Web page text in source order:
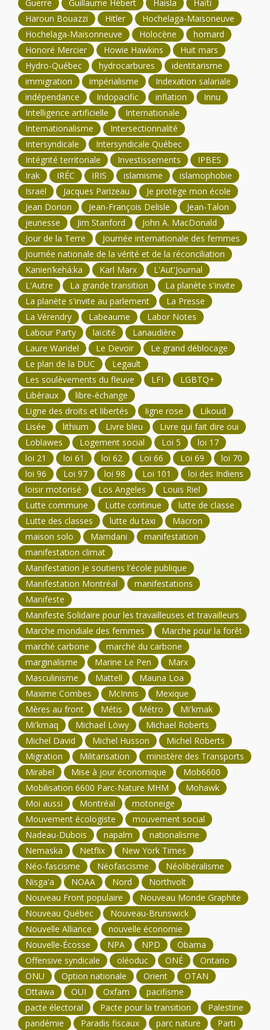
Guerre Guillaume Hébert Haisla
Haïti
Haroun Bouazzi
Hitler
Hochelaga-Maisoneuve
Hochelaga-Maisonneuve
Holocène
homard
Honoré Mercier
Howie Hawkins
Huit mars
Hydro-Québec
hydrocarbures
identitarisme
immigration
impérialisme
Indexation salariale
indépendance
Indopacific inflation
Innu
Intelligence artificielle
Internationale
Internationalisme
Intersectionnalité
Intersyndicale
Intersyndicale Québec
Intégrité territoriale
Investissements
IPBES
Irak
IRÉC IRIS islamisme
islamophobie
Israël
Jacques Parizeau
Je protège mon école
Jean Dorion
Jean-François Delisle
Jean-Talon
jeunesse
Jim Stanford
John A. MacDonald
Jour de la Terre
Journée internationale des femmes
Journée nationale de la vérité et de la réconciliation
Kanien’kehá:ka
Karl Marx
L'Aut'Journal
L'Autre
La grande transition
La planète s'invite
La planète s'invite au parlement
La Presse
La Vérendry
Labeaume
Labor Notes
Labour Party
laïcité
Lanaudière
Laure Waridel
Le Devoir
Le grand déblocage
Le plan de la DUC
Legault
Les soulèvements du fleuve
LFI
LGBTQ+
Libéraux
libre-échange
Ligne des droits et libertés
ligne rose
Likoud
Lisée
lithium Livre bleu
Livre qui fait dire oui
Loblawes
Logement social Loi 5
loi 17
loi 21
loi 61 loi 62 Loi 66 Loi 69
loi 70
loi 96
Loi 97 loi 98 Loi 101
loi des Indiens
loisir motorisé
Los Angeles
Louis Riel
Lutte commune
Lutte continue
lutte de classe
Lutte des classes
lutte du taxi
Macron
maison solo
Mamdani
manifestation
manifestation climat
Manifestation Je soutiens l'école publique
Manifestation Montréal
manifestations
Manifeste
Manifeste Solidaire pour les travailleuses et travailleurs
Marche mondiale des femmes
Marche pour la forêt
marché carbone
marché du carbone
marginalisme
Marine Le Pen
Marx
Masculinisme
Mattell
Mauna Loa
Maxime Combes
McInnis
Mexique
Mères au front
Métis Métro
Mi'kmak
Mi'kmaq
Michael Löwy
Michael Roberts
Michel David
Michel Husson
Michel Roberts
Migration
Militarisation
ministère des Transports
Mirabel
Mise à jour économique
Mob6600
Mobilisation 6600 Parc-Nature MHM
Mohawk
Moi aussi
Montréal
motoneige
Mouvement écologiste
mouvement social
Nadeau-Dubois
napalm
nationalisme
Nemaska
Netflix
New York Times
Néo-fascisme
Néofascisme
Néolibéralisme
Nisga'a
NOAA Nord
Northvolt
Nouveau Front populaire
Nouveau Monde Graphite
Nouveau Québec
Nouveau-Brunswick
Nouvelle Alliance
nouvelle économie
Nouvelle-Écosse
NPA NPD
Obama
Offensive syndicale
oléoduc ONÉ
Ontario
ONU
Option nationale Orient
OTAN
Ottawa
OUI Oxfam
pacifisme
pacte électoral
Pacte pour la transition
Palestine
pandémie
Paradis fiscaux parc nature
Parti